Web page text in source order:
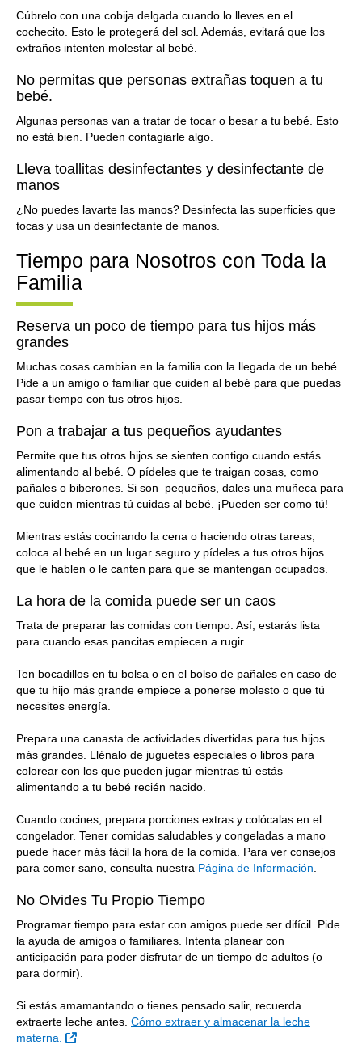
Cúbrelo con una cobija delgada cuando lo lleves en el
cochecito. Esto le protegerá del sol. Además, evitará que los
extraños intenten molestar al bebé.
No permitas que personas extrañas toquen a tu
bebé.
Algunas personas van a tratar de tocar o besar a tu bebé. Esto
no está bien. Pueden contagiarle algo.
Lleva toallitas desinfectantes y desinfectante de
manos
¿No puedes lavarte las manos? Desinfecta las superficies que
tocas y usa un desinfectante de manos.
Tiempo para Nosotros con Toda la
Familia
Reserva un poco de tiempo para tus hijos más
grandes
Muchas cosas cambian en la familia con la llegada de un bebé.
Pide a un amigo o familiar que cuiden al bebé para que puedas
pasar tiempo con tus otros hijos.
Pon a trabajar a tus pequeños ayudantes
Permite que tus otros hijos se sienten contigo cuando estás
alimentando al bebé. O pídeles que te traigan cosas, como
pañales o biberones. Si son pequeños, dales una muñeca para
que cuiden mientras tú cuidas al bebé. ¡Pueden ser como tú!
Mientras estás cocinando la cena o haciendo otras tareas,
coloca al bebé en un lugar seguro y pídeles a tus otros hijos
que le hablen o le canten para que se mantengan ocupados.
La hora de la comida puede ser un caos
Trata de preparar las comidas con tiempo. Así, estarás lista
para cuando esas pancitas empiecen a rugir.
Ten bocadillos en tu bolsa o en el bolso de pañales en caso de
que tu hijo más grande empiece a ponerse molesto o que tú
necesites energía.
Prepara una canasta de actividades divertidas para tus hijos
más grandes. Llénalo de juguetes especiales o libros para
colorear con los que pueden jugar mientras tú estás
alimentando a tu bebé recién nacido.
Cuando cocines, prepara porciones extras y colócalas en el
congelador. Tener comidas saludables y congeladas a mano
puede hacer más fácil la hora de la comida. Para ver consejos
para comer sano, consulta nuestra Página de Información
No Olvides Tu Propio Tiempo
Programar tiempo para estar con amigos puede ser difícil. Pide
la ayuda de amigos o familiares. Intenta planear con
anticipación para poder disfrutar de un tiempo de adultos (o
para dormir).
Si estás amamantando o tienes pensado salir, recuerda
extraerte leche antes. Cómo extraer y almacenar la leche
materna.
Sitio Externo